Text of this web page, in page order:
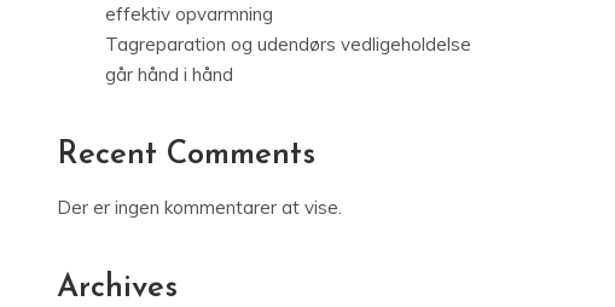
effektiv opvarmning
Tagreparation og udendørs vedligeholdelse
går hånd i hånd
Recent Comments
Der er ingen kommentarer at vise.
Archives